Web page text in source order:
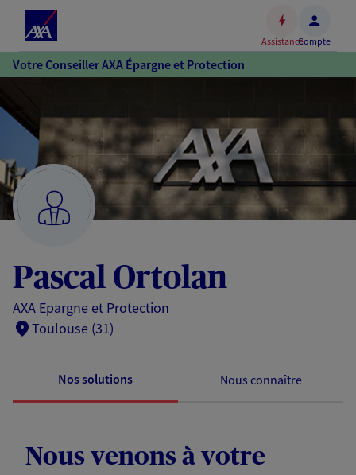
Accéder
au
Accéder
au
pied
de
page
AssistanceCompte
Votre Conseiller AXA Épargne et Protection
Pascal Ortolan
AXA Epargne et Protection
Toulouse (31)
Nos solutions Nous connaître
Nous venons à votre